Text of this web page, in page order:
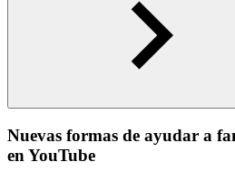
Nuevas formas de ayudar a
en YouTube